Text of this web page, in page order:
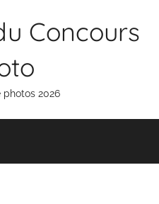
Concours
photos 2026